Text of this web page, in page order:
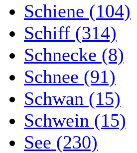
Schiene (104)
Schiff (314)
Schnecke (8)
Schnee (91)
Schwan (15)
Schwein (15)
See (230)